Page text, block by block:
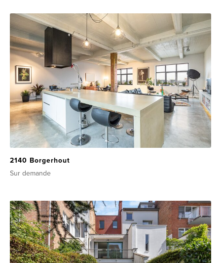
2140 Borgerhout
Sur demande